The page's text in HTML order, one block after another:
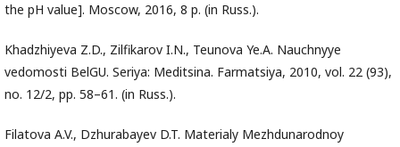
the pH value]. Moscow, 2016, 8 p. (in Russ.).
Khadzhiyeva Z.D., Zilfikarov I.N., Teunova Ye.A. Nauchnyye
vedomosti BelGU. Seriya: Meditsina. Farmatsiya, 2010, vol. 22 (93),
no. 12/2, pp. 58–61. (in Russ.).
Filatova A.V., Dzhurabayev D.T. Materialy Mezhdunarodnoy